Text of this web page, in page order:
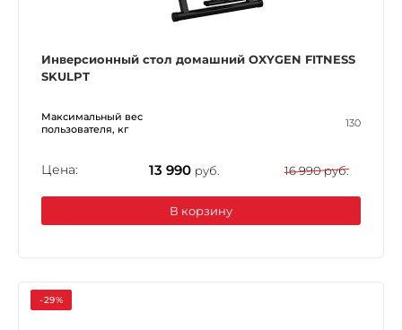
Инверсионный стол домашний OXYGEN FITNESS
SKULPT
Максимальный вес
пользователя, кг
130
Цена: 13 990 руб. 16 990 руб.
В корзину
-29%